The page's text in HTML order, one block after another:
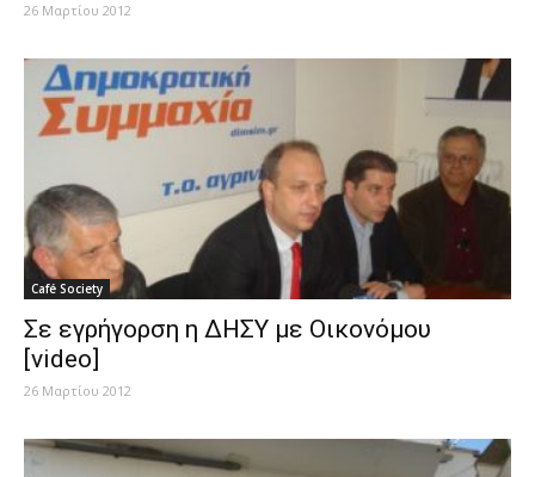
26 Μαρτίου 2012
Café Society
Σε εγρήγορση η ΔΗΣΥ με Οικονόμου
[video]
26 Μαρτίου 2012